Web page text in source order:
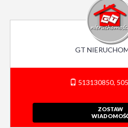
GT
513130850,
ZOSTAW